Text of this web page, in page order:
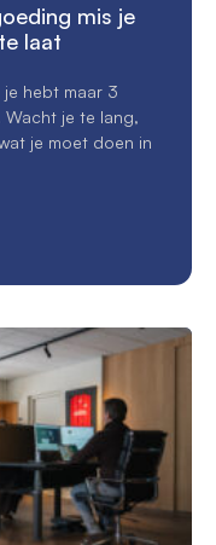
mis je
laat
hebt maar 3
je te lang,
je moet doen in